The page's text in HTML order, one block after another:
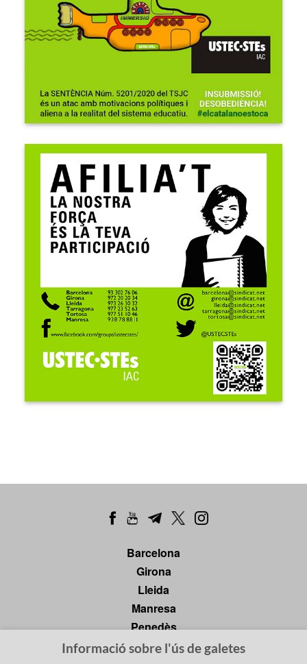
Barcelona
Girona
Lleida
Manresa
Penedès
Tarragona
Informació sobre l'ús de galetes